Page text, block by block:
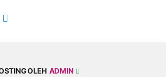
OLEH ADMIN